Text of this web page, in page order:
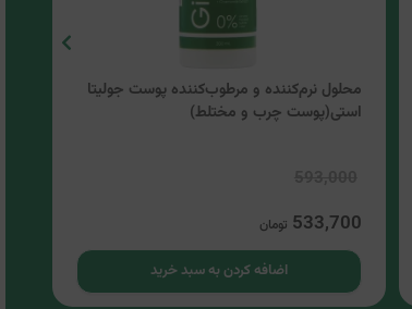
محلول نرم‌کننده و مرطوب‌کننده پوست جولیتا
استی(پوست چرب و مختلط)
533,700 تومان
اضافه کردن به سبد خرید